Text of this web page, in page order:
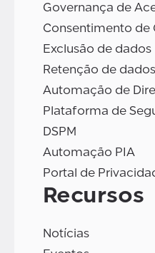
Governança de
Consentimento de
Exclusão de dados
Retenção de dados
Automação de
Plataforma de
DSPM
Automação PIA
Portal de
Recursos
Notícias